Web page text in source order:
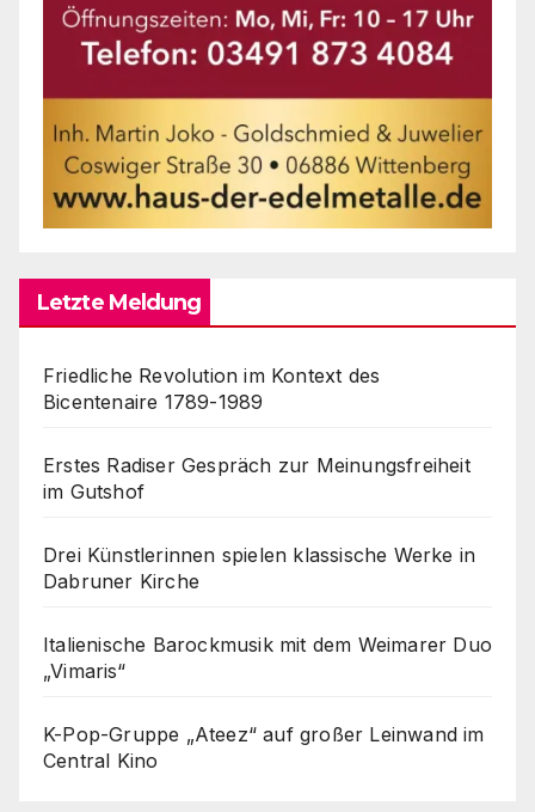
Letzte Meldung
Friedliche Revolution im Kontext des
Bicentenaire 1789-1989
Erstes Radiser Gespräch zur Meinungsfreiheit
im Gutshof
Drei Künstlerinnen spielen klassische Werke in
Dabruner Kirche
Italienische Barockmusik mit dem Weimarer Duo
„Vimaris“
K-Pop-Gruppe „Ateez“ auf großer Leinwand im
Central Kino